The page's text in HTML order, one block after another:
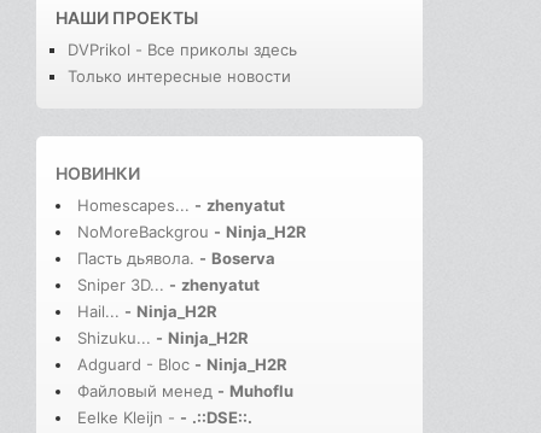
НАШИ ПРОЕКТЫ
DVPrikol - Все приколы здесь
Только интересные новости
НОВИНКИ
Homescapes... - zhenyatut
NoMoreBackgrou - Ninja_H2R
Пасть дьявола. - Boserva
Sniper 3D... - zhenyatut
Hail... - Ninja_H2R
Shizuku... - Ninja_H2R
Adguard - Bloc - Ninja_H2R
Файловый менед - Muhoflu
Eelke Kleijn - - .::DSE::.